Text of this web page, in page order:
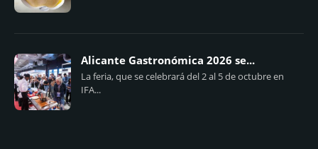
Alicante Gastronómica 2026 se...
La feria, que se celebrará del 2 al 5 de octubre en
IFA...